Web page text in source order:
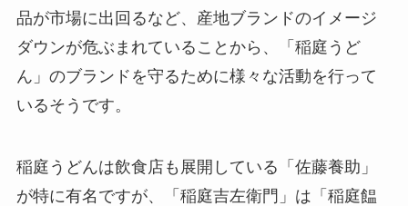
品が市場に出回るなど、産地ブランドのイメージ
ダウンが危ぶまれていることから、「稲庭うど
ん」のブランドを守るために様々な活動を行って
いるそうです。
稲庭うどんは飲食店も展開している「佐藤養助」
が特に有名ですが、「稲庭吉左衛門」は「稲庭饂